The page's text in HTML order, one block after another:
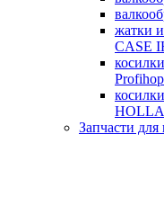
жатки
CASE
Запчасти